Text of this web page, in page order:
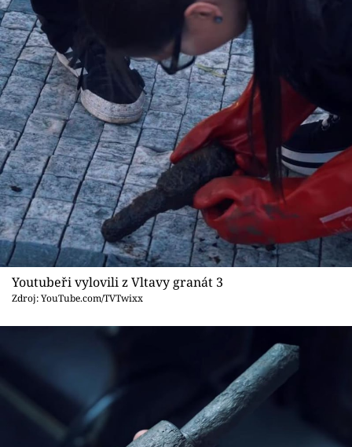
Youtubeři vylovili z Vltavy granát 3
Zdroj: YouTube.com/TVTwixx